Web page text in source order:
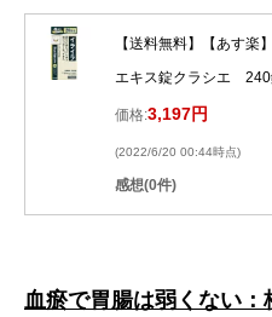
【送料無料】【あす楽
エキス錠クラシエ 240
価格:3,197円
(2022/6/20 00:44時点)
感想(0件)
血瘀で胃腸は弱くない：